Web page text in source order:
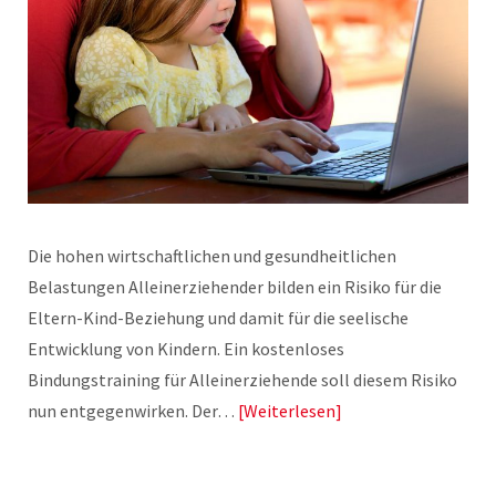
Die hohen wirtschaftlichen und gesundheitlichen
Belastungen Alleinerziehender bilden ein Risiko für die
Eltern-Kind-Beziehung und damit für die seelische
Entwicklung von Kindern. Ein kostenloses
Bindungstraining für Alleinerziehende soll diesem Risiko
nun entgegenwirken. Der… Weiterlesen